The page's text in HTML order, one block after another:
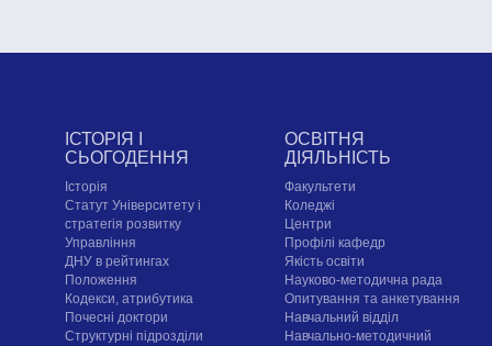
ІСТОРІЯ І
СЬОГОДЕННЯ
Історія
Статут Університету і
стратегія розвитку
Управління
ДНУ в рейтингах
Положення
Кодекси, атрибутика
Почесні доктори
Структурні підрозділи
ОСВІТНЯ
ДІЯЛЬНІСТЬ
Факультети
Коледжі
Центри
Профілі кафедр
Якість освіти
Науково-методична рада
Опитування та анкетування
Навчальний відділ
Навчально-методичний